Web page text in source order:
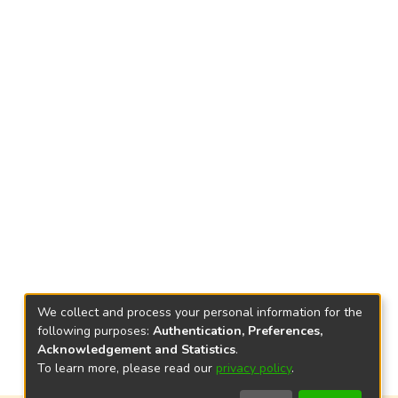
We collect and process your personal information for the
following purposes: Authentication, Preferences,
Acknowledgement and Statistics.
To learn more, please read our privacy policy.